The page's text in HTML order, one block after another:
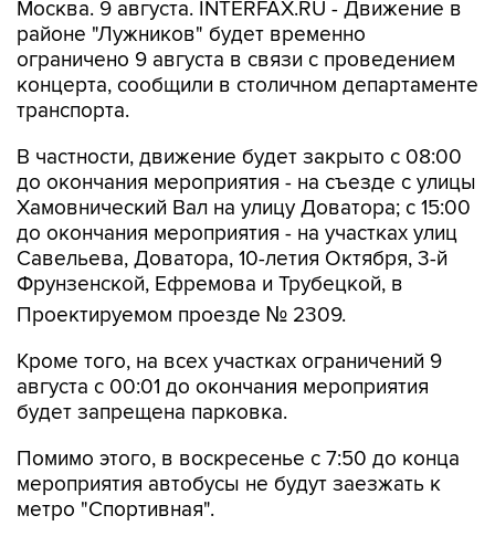
ограничено 9 августа в связи с проведением
концерта, сообщили в столичном департаменте
транспорта.
В частности, движение будет закрыто с 08:00
Хамовнический Вал на улицу Доватора; с 15:00
до окончания мероприятия - на участках улиц
Савельева, Доватора, 10-летия Октября, 3-й
Фрунзенской, Ефремова и Трубецкой, в
Проектируемом проезде № 2309.
Кроме того, на всех участках ограничений 9
будет запрещена парковка.
Помимо этого, в воскресенье с 7:50 до конца
метро "Спортивная".
Согласно открытым данным, 9 августа в